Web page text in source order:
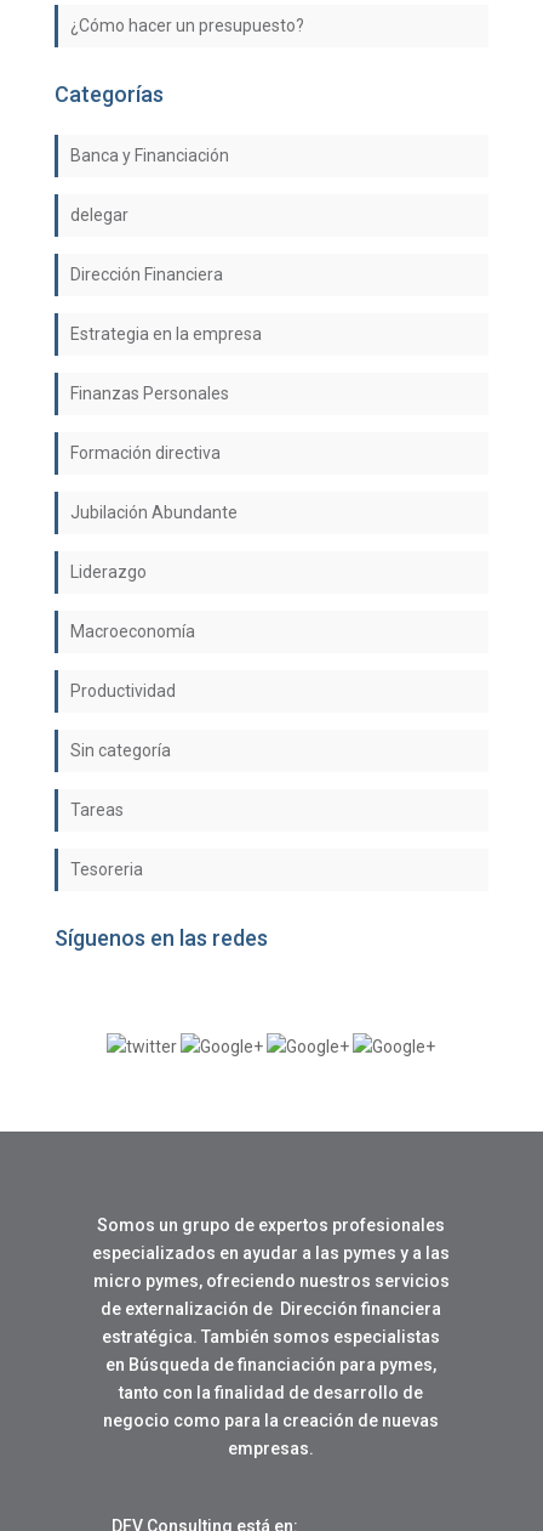
¿Cómo hacer un presupuesto?
Categorías
Banca y Financiación
delegar
Dirección Financiera
Estrategia en la empresa
Finanzas Personales
Formación directiva
Jubilación Abundante
Liderazgo
Macroeconomía
Productividad
Sin categoría
Tareas
Tesoreria
Síguenos en las redes
Somos un grupo de expertos profesionales
especializados en ayudar a las pymes y a las
micro pymes, ofreciendo nuestros servicios
de externalización de Dirección financiera
estratégica. También somos especialistas
en Búsqueda de financiación para pymes,
tanto con la finalidad de desarrollo de
negocio como para la creación de nuevas
empresas.
DFV Consulting está en: